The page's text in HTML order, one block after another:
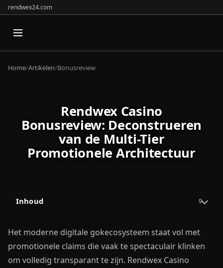
rendwex24.com
Home/Artikelen/Bonusreview
Rendwex Casino
Bonusreview: Deconstrueren
van de Multi-Tier
Promotionele Architectuur
Inhoud 9
Het moderne digitale gokecosysteem staat vol met
promotionele claims die vaak te spectaculair klinken
om volledig transparant te zijn. Rendwex Casino